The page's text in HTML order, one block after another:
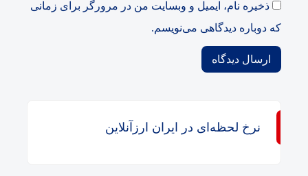
ذخیره نام، ایمیل و وبسایت من در مرورگر برای زمانی
که دوباره دیدگاهی می‌نویسم.
نرخ لحظه‌ای در ایران ارزآنلاین